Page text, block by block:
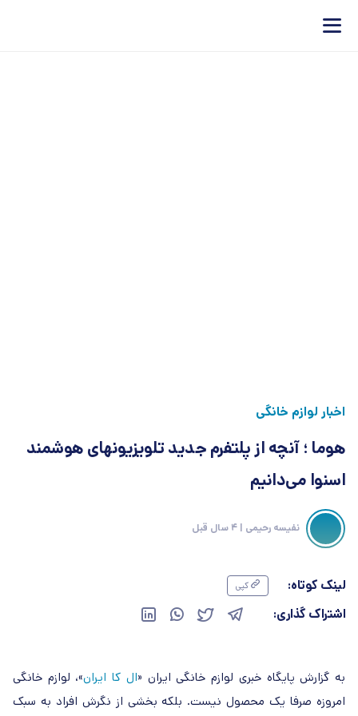
اخبار لوازم خانگی
هوما ؛ آنچه از پلتفرم جدید تلویزیونهای هوشمند
اسنوا می‌دانیم
نفیسه رحیمی | 4 سال قبل
لینک کوتاه: کپی
اشتراک گذاری:
به گزارش پایگاه خبری لوازم خانگی ایران «ال کا ایران»، لوازم خانگی
امروزه صرفا یک محصول نیست. بلکه بخشی از نگرش افراد به سبک